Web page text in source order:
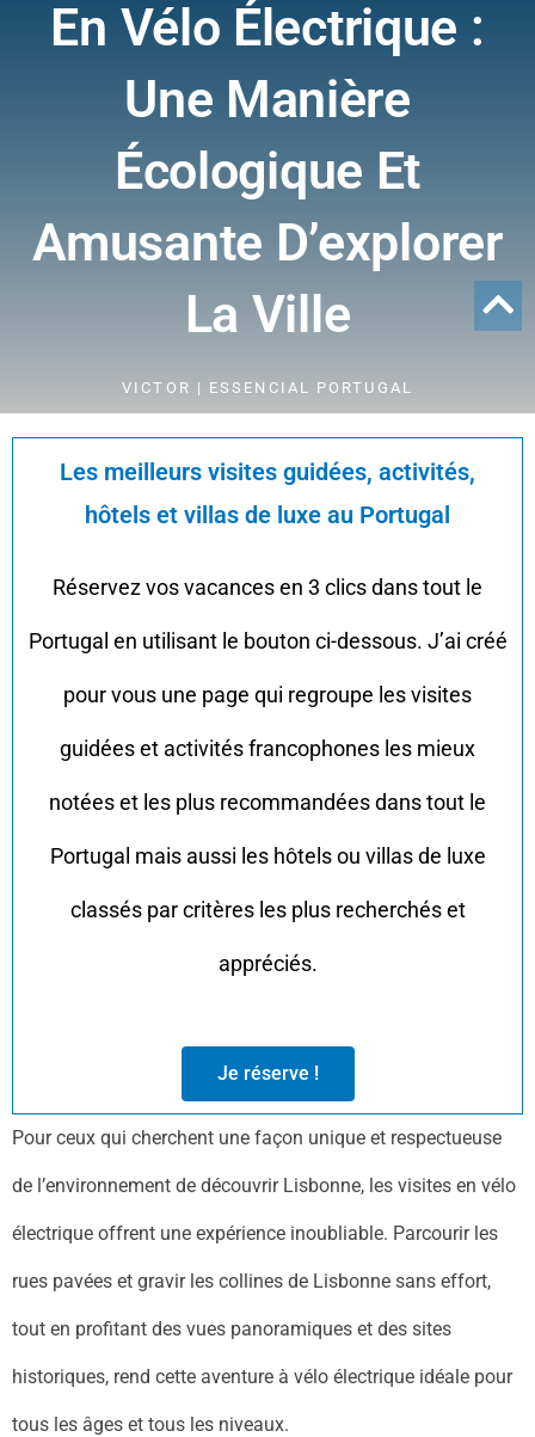
En Vélo Électrique :
Une Manière
Écologique Et
Amusante D’explorer
La Ville
VICTOR | ESSENCIAL PORTUGAL
Les meilleurs visites guidées, activités,
hôtels et villas de luxe au Portugal
Réservez vos vacances en 3 clics dans tout le
Portugal en utilisant le bouton ci-dessous. J’ai créé
pour vous une page qui regroupe les visites
guidées et activités francophones les mieux
notées et les plus recommandées dans tout le
Portugal mais aussi les hôtels ou villas de luxe
classés par critères les plus recherchés et
appréciés.
Je réserve !
Pour ceux qui cherchent une façon unique et respectueuse
de l’environnement de découvrir Lisbonne, les visites en vélo
électrique offrent une expérience inoubliable. Parcourir les
rues pavées et gravir les collines de Lisbonne sans effort,
tout en profitant des vues panoramiques et des sites
historiques, rend cette aventure à vélo électrique idéale pour
tous les âges et tous les niveaux.